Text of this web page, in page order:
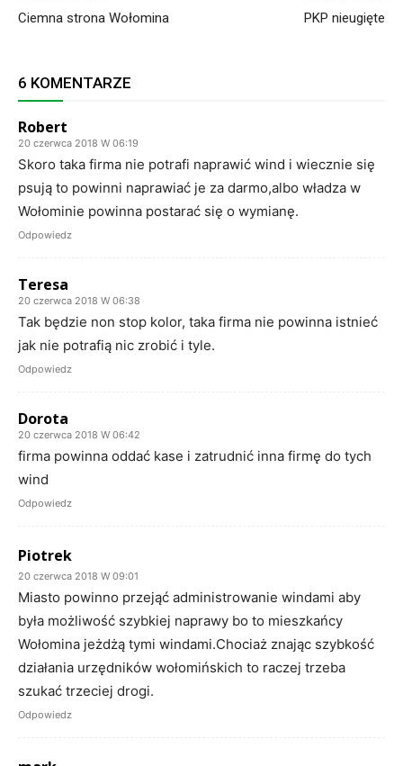
Ciemna strona Wołomina PKP nieugięte
6 KOMENTARZE
Robert
20 czerwca 2018 W 06:19
Skoro taka firma nie potrafi naprawić wind i wiecznie się
psują to powinni naprawiać je za darmo,albo władza w
Wołominie powinna postarać się o wymianę.
Odpowiedz
Teresa
20 czerwca 2018 W 06:38
Tak będzie non stop kolor, taka firma nie powinna istnieć
jak nie potrafią nic zrobić i tyle.
Odpowiedz
Dorota
20 czerwca 2018 W 06:42
firma powinna oddać kase i zatrudnić inna firmę do tych
wind
Odpowiedz
Piotrek
20 czerwca 2018 W 09:01
Miasto powinno przejąć administrowanie windami aby
była możliwość szybkiej naprawy bo to mieszkańcy
Wołomina jeżdżą tymi windami.Chociaż znając szybkość
działania urzędników wołomińskich to raczej trzeba
szukać trzeciej drogi.
Odpowiedz